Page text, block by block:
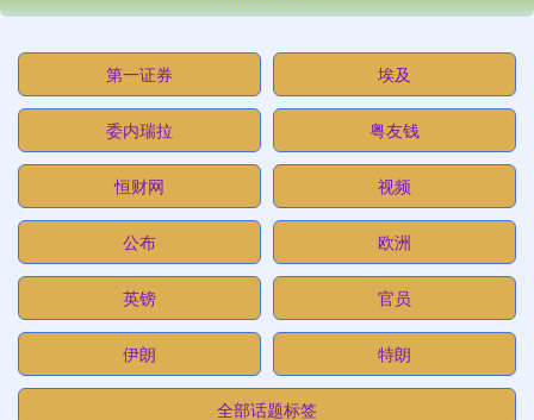
第一证券 埃及
委内瑞拉 粤友钱
恒财网 视频
公布 欧洲
英镑 官员
伊朗 特朗
全部话题标签